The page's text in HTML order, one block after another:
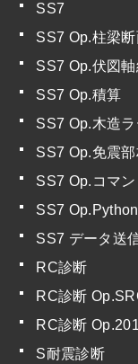
SS7
SS7 Op.柱梁断
SS7 Op.伏図軸
SS7 Op.積算
SS7 Op.木造
SS7 Op.免震
SS7 Op.コマ
SS7
SS7 データ送
RC診断
RC診断
RC診断
S耐震診断